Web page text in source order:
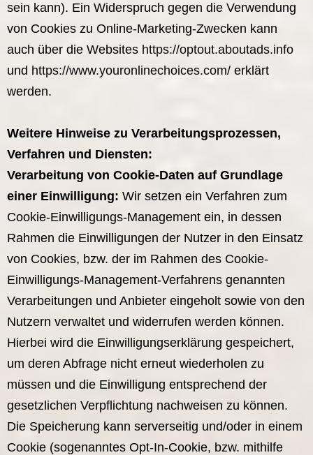
sein kann). Ein Widerspruch gegen die Verwendung
von Cookies zu Online-Marketing-Zwecken kann
auch über die Websites https://optout.aboutads.info
und https://www.youronlinechoices.com/ erklärt
werden.
Weitere Hinweise zu Verarbeitungsprozessen,
Verfahren und Diensten:
Verarbeitung von Cookie-Daten auf Grundlage
einer Einwilligung: Wir setzen ein Verfahren zum
Cookie-Einwilligungs-Management ein, in dessen
Rahmen die Einwilligungen der Nutzer in den Einsatz
von Cookies, bzw. der im Rahmen des Cookie-
Einwilligungs-Management-Verfahrens genannten
Verarbeitungen und Anbieter eingeholt sowie von den
Nutzern verwaltet und widerrufen werden können.
Hierbei wird die Einwilligungserklärung gespeichert,
um deren Abfrage nicht erneut wiederholen zu
müssen und die Einwilligung entsprechend der
gesetzlichen Verpflichtung nachweisen zu können.
Die Speicherung kann serverseitig und/oder in einem
Cookie (sogenanntes Opt-In-Cookie, bzw. mithilfe